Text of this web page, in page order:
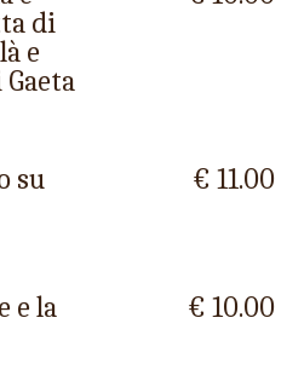
di
e
su
€ 11.00
e la
€ 10.00